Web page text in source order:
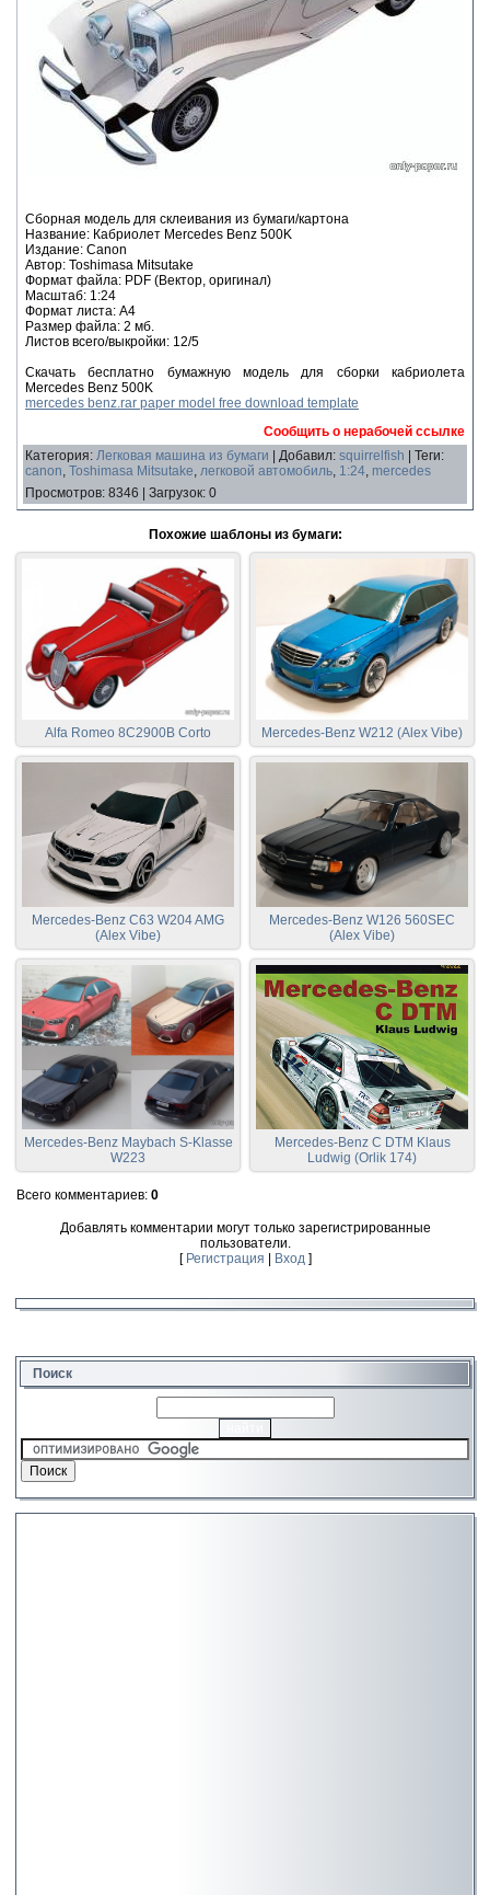
Сборная модель для склеивания из бумаги/картона
Название: Кабриолет Mercedes Benz 500K
Издание: Canon
Автор: Toshimasa Mitsutake
Формат файла: PDF (Вектор, оригинал)
Масштаб: 1:24
Формат листа: А4
Размер файла: 2 мб.
Листов всего/выкройки: 12/5
Скачать бесплатно бумажную модель для сборки кабриолета
Mercedes Benz 500K
mercedes benz.rar paper model free download template
Сообщить о нерабочей ссылке
Категория: Легковая машина из бумаги Добавил: squirrelfish Теги:
canon, Toshimasa Mitsutake, легковой автомобиль, 1:24, mercedes
Просмотров: 8346 Загрузок: 0
Похожие шаблоны из бумаги:
Alfa Romeo 8C2900B Corto Mercedes-Benz W212 (Alex Vibe)
Mercedes-Benz C63 W204 AMG
(Alex Vibe)
Mercedes-Benz W126 560SEC
(Alex Vibe)
Mercedes-Benz Maybach S-Klasse
W223
Mercedes-Benz C DTM Klaus
Ludwig (Orlik 174)
Всего комментариев: 0
Добавлять комментарии могут только зарегистрированные
пользователи.
[ Регистрация | Вход]
Поиск